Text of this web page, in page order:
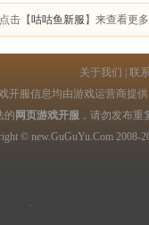
击【咕咕鱼新服 】来查看更
关于我们
联
开服信息均由游戏运营商提
的 网页游戏开服 ，请勿发布重
© new.GuGuYu.Com 2008-